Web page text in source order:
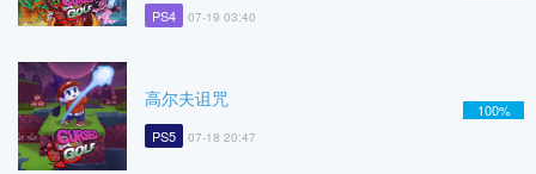
PS4 07-19 03:40
高尔夫诅咒
PS5 07-18 20:47
100%